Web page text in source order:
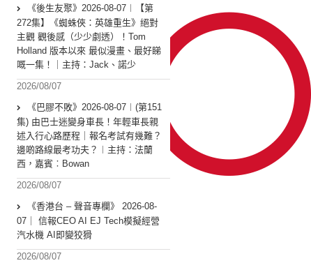
《後生友聚》2026-08-07︱【第
272集】《蜘蛛俠：英雄重生》絕對
主觀 觀後感（少少劇透）！Tom
Holland 版本以來 最似漫畫、最好睇
嘅一集！｜主持：Jack、諾少
2026/08/07
《巴膠不敗》2026-08-07︱(第151
集) 由巴士迷變身車長！年輕車長親
述入行心路歷程｜報名考試有幾難？
邊啲路線最考功夫？︱主持：法蘭
西，嘉賓︰Bowan
2026/08/07
《香港台 – 聲音專欄》 2026-08-
07｜ 信報CEO AI EJ Tech模擬經營
汽水機 AI即變狡猾
2026/08/07